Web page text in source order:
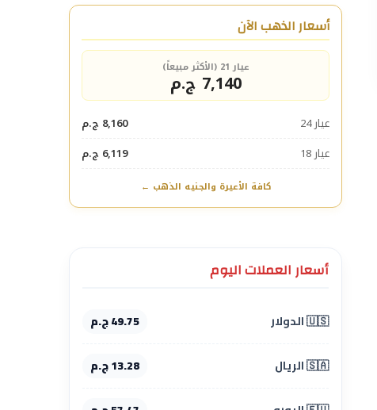
أسعار الذهب الآن
عيار 21 (الأكثر مبيعاً)
7,140 ج.م
عيار 24
8,160 ج.م
عيار 18
6,119 ج.م
كافة الأعيرة والجنيه الذهب ←
أسعار العملات اليوم
🇺🇸 الدولار 49.75 ج.م
🇸🇦 الريال 13.28 ج.م